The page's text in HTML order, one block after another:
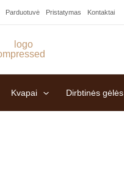
Parduotuvė Pristatymas Kontaktai
Kvapai Dirbtinės gėlės